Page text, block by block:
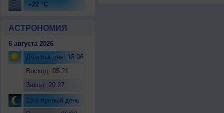
+22 °C
АСТРОНОМИЯ
6 августа 2026
Долгота дня: 15:06
Восход: 05:21
Заход: 20:27
23-й лунный день